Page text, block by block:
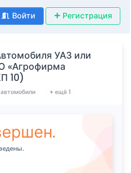
Войти Регистрация
УАЗ или
«Агрофирма
10)
+ ещё 1